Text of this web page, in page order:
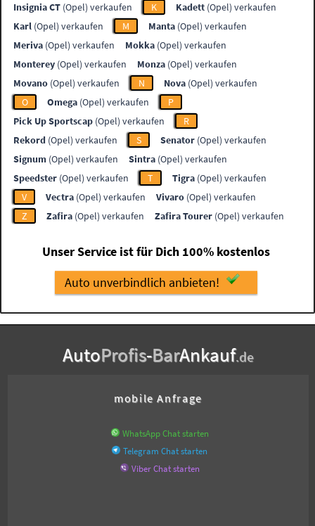
Insignia CT (Opel) verkaufen K Kadett (Opel) verkaufen
Karl (Opel) verkaufen M Manta (Opel) verkaufen
Meriva (Opel) verkaufen Mokka (Opel) verkaufen
Monterey (Opel) verkaufen Monza (Opel) verkaufen
Movano (Opel) verkaufen N Nova (Opel) verkaufen
O
Omega (Opel) verkaufen
P
Pick Up Sportscap (Opel) verkaufen
R
Rekord (Opel) verkaufen S Senator (Opel) verkaufen
Signum (Opel) verkaufen Sintra (Opel) verkaufen
Speedster (Opel) verkaufen T Tigra (Opel) verkaufen
V
Vectra (Opel) verkaufen Vivaro (Opel) verkaufen
Z
Zafira (Opel) verkaufen Zafira Tourer (Opel) verkaufen
Unser Service ist für Dich 100% kostenlos
Auto unverbindlich anbieten!
AutoProfis-BarAnkauf.de
mobile Anfrage
WhatsApp Chat starten
Telegram Chat starten
Viber Chat starten